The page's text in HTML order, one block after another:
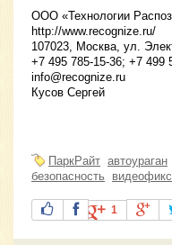
ООО «Технологии
http://www.recognize.ru/
107023, Москва, ул.
+7 495 785-15-36; +7 499
info@recognize.ru
Кусов Сергей
ПаркРайт автоураган
безопасность
1